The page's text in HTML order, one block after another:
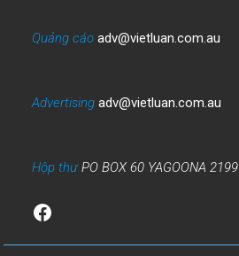
Quảng cáo adv@vietluan.com.au
Advertising adv@vietluan.com.au
Hộp thưPO BOX 60 YAGOONA 2199
Facebook